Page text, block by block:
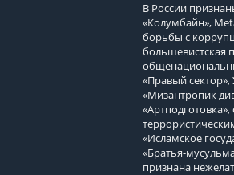
В России
«Колумбайн»,
борьбы с
большевистская
«Правый
«Мизантропик
«Исламское
«Братья-
признана